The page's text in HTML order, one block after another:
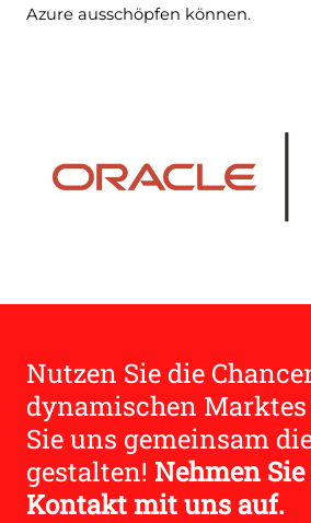
Azure ausschöpfen können.
Nutzen Sie die
dynamischen
Sie uns gemeinsam
gestalten! Nehmen
Kontakt mit uns auf.